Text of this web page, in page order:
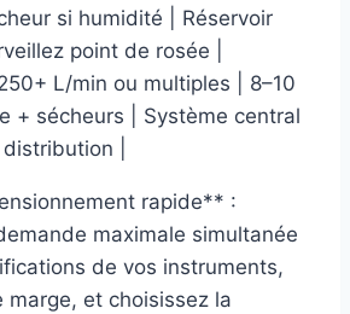
si humidité | Réservoir
point de rosée |
L/min ou multiples | 8–10
+ sécheurs | Système central
|
rapide** :
maximale simultanée
de vos instruments,
marge, et choisissez la